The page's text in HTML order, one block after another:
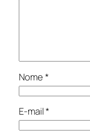
Nome*
E-mail*